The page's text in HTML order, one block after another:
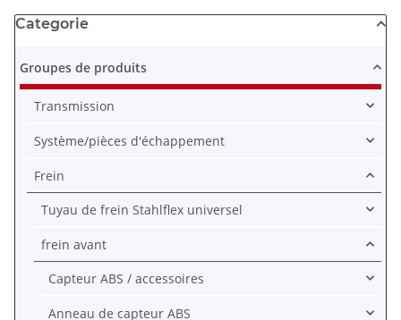
Categorie
Groupes de produits
Transmission
Système/pièces d'échappement
Frein
Tuyau de frein Stahlflex universel
frein avant
Capteur ABS / accessoires
Anneau de capteur ABS